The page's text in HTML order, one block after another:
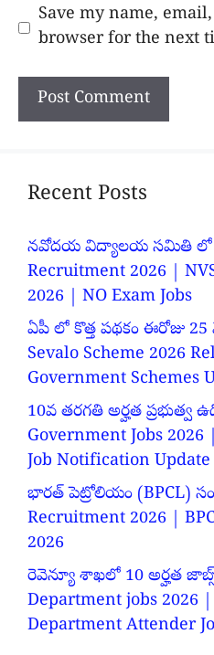
Save my name,
browser for the next
Recent Posts
నవోదయ విద్యాలయ సమితి లో
Recruitment 2026 |
2026 | NO Exam Jobs
ఏపీ లో కొత్త పథకం ఈరోజు
Sevalo Scheme 2026
Government Schemes
10వ తరగతి అర్హత ప్రభుత్వ
Government Jobs
Job Notification Update
భారత్ పెట్రోలియం (BPCL)
Recruitment 2026 |
2026
రెవెన్యూ శాఖలో 10 అర్హత
Department jobs 2026
Department Attender